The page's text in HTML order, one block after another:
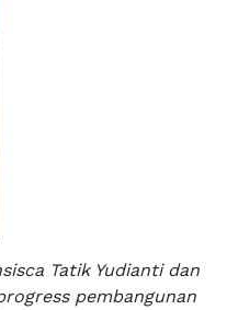
Tatik Yudianti dan
pembangunan